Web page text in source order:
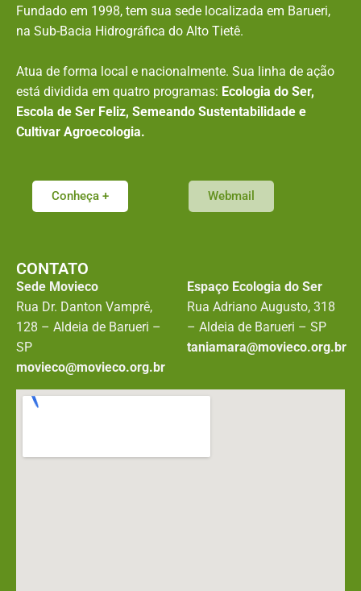
Fundado em 1998, tem sua sede localizada em Barueri,
na Sub-Bacia Hidrográfica do Alto Tietê.
Atua de forma local e nacionalmente. Sua linha de ação
está dividida em quatro programas: Ecologia do Ser,
Escola de Ser Feliz, Semeando Sustentabilidade e
Cultivar Agroecologia.
Conheça + Webmail
CONTATO
Sede Movieco
Rua Dr. Danton Vamprê,
128 – Aldeia de Barueri –
SP
movieco@movieco.org.br
Espaço Ecologia do Ser
Rua Adriano Augusto, 318
– Aldeia de Barueri – SP
taniamara@movieco.org.br